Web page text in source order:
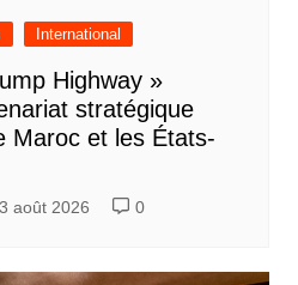
International
Highway »
stratégique
Maroc et les États-
3 août 2026 0